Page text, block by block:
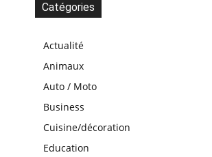
Catégories
Actualité
Animaux
Auto / Moto
Business
Cuisine/décoration
Education